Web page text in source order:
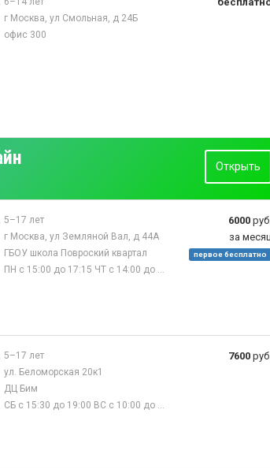
г Москва, ул Смольная, д 24Б
офис 300
Открыть
5–17 лет
г Москва, ул Земляной Вал, д 44А
ГБОУ школа Повроский квартал
ПН с 15:00 до 17:15 ЧТ с 14:00 до 18:45
6000
за
первое бесплатно
5–17 лет
ул. Беломорская 20к1
ДЦ Бим
СБ с 15:30 до 19:00 ВС с 10:00 до 17:15
7600